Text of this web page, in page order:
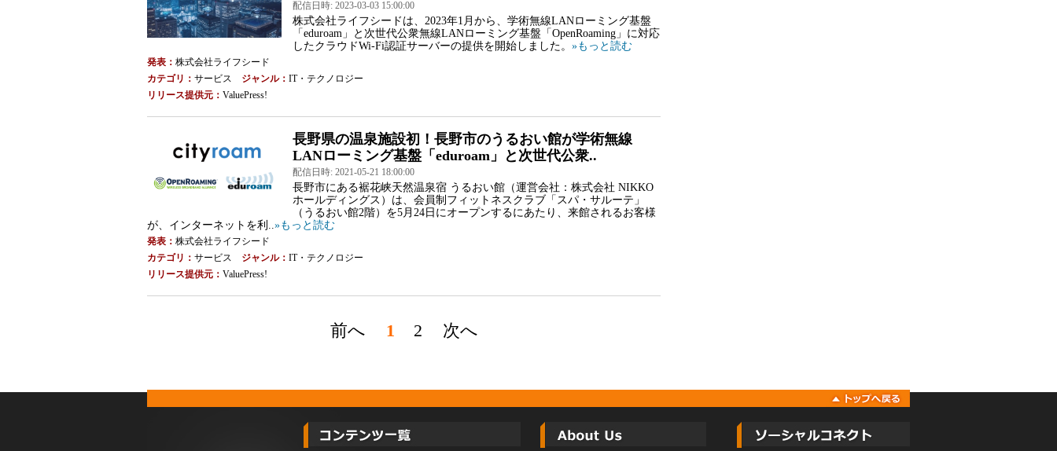
配信日時: 2023-03-03 15:00:00
株式会社ライフシードは、2023年1月から、学術無線LANローミング基盤
「eduroam」と次世代公衆無線LANローミング基盤「OpenRoaming」に対応
したクラウドWi-Fi認証サーバーの提供を開始しました。 »もっと読む
発表： 株式会社ライフシード
カテゴリ： サービス ジャンル： IT・テクノロジー
リリース提供元： ValuePress!
長野県の温泉施設初！長野市のうるおい館が学術無線
LANローミング基盤「eduroam」と次世代公衆..
配信日時: 2021-05-21 18:00:00
長野市にある裾花峡天然温泉宿 うるおい館（運営会社：株式会社 NIKKO
ホールディングス）は、会員制フィットネスクラブ「スパ・サルーテ」
（うるおい館2階）を5月24日にオープンするにあたり、来館されるお客様
が、インターネットを利..»もっと読む
発表： 株式会社ライフシード
カテゴリ： サービス ジャンル： IT・テクノロジー
リリース提供元： ValuePress!
前へ 1 2 次へ